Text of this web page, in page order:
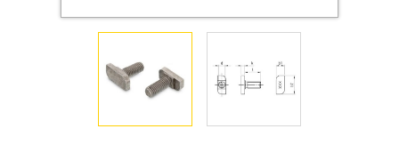
Крюки, кольца с шурупной резьбой
Оснастка и аксессуары для яхт